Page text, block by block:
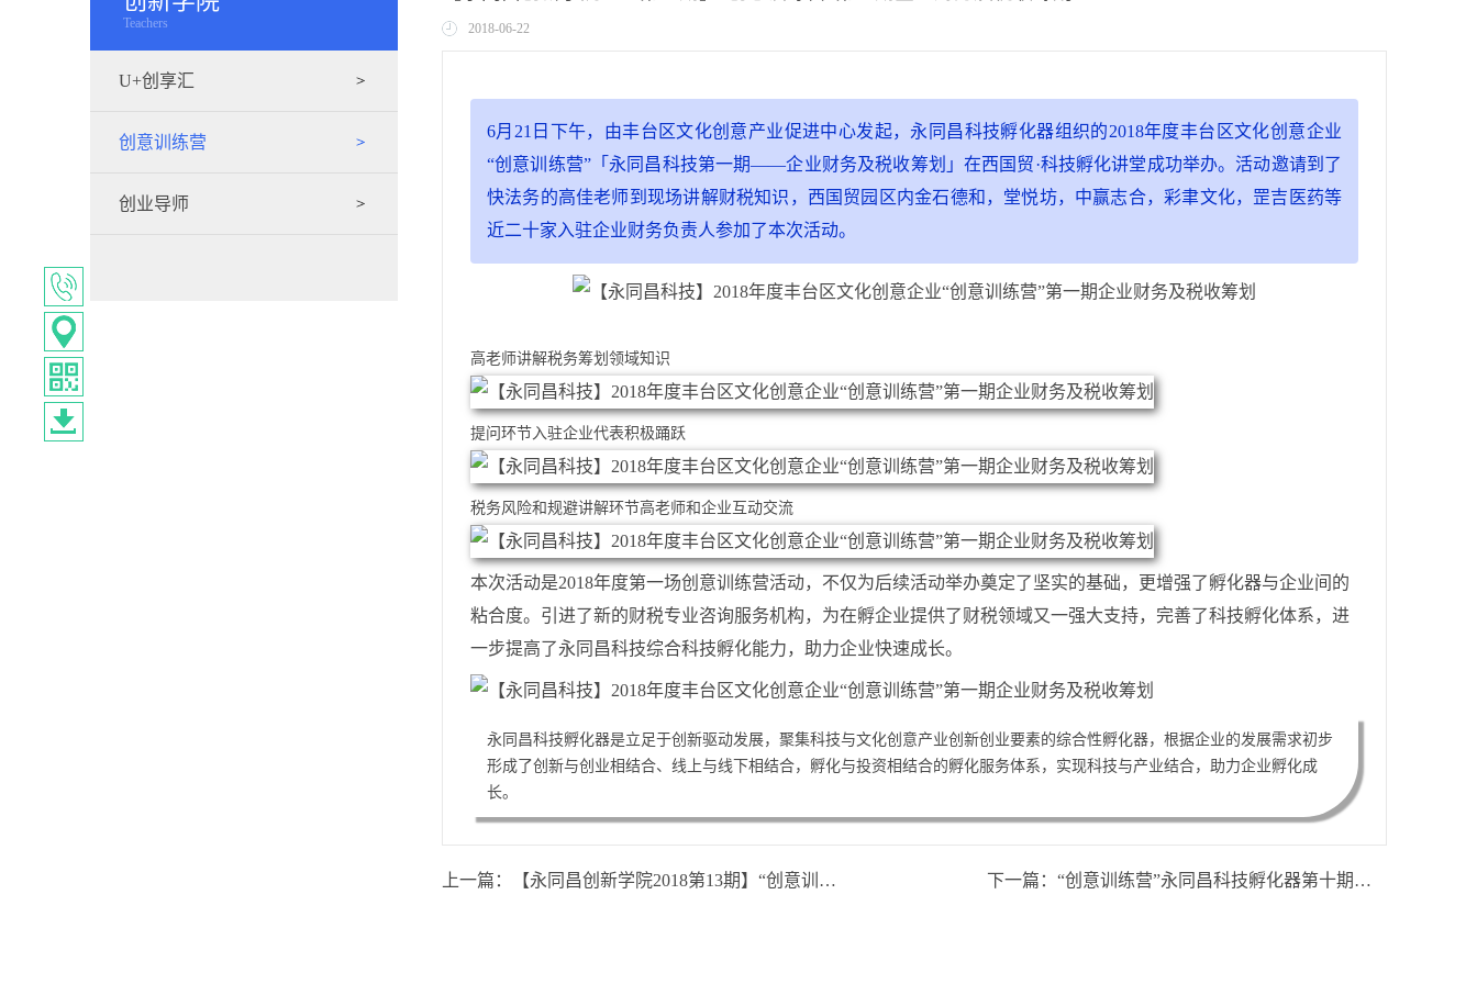
Teachers
U+创享汇
创意训练营
创业导师
2018-06-22
6月21日下午，由丰台区文化创意产业促进中心发起，永同昌科技孵化器组织的2018年度丰台区文化创意企业
“创意训练营”「永同昌科技第一期——企业财务及税收筹划」在西国贸·科技孵化讲堂成功举办。活动邀请到了
快法务的高佳老师到现场讲解财税知识，西国贸园区内金石德和，堂悦坊，中赢志合，彩聿文化，罡吉医药等
近二十家入驻企业财务负责人参加了本次活动。
高老师讲解税务筹划领域知识
提问环节入驻企业代表积极踊跃
税务风险和规避讲解环节高老师和企业互动交流
本次活动是2018年度第一场创意训练营活动，不仅为后续活动举办奠定了坚实的基础，更增强了孵化器与企业间的
粘合度。引进了新的财税专业咨询服务机构，为在孵企业提供了财税领域又一强大支持，完善了科技孵化体系，进
一步提高了永同昌科技综合科技孵化能力，助力企业快速成长。
永同昌科技孵化器是立足于创新驱动发展，聚集科技与文化创意产业创新创业要素的综合性孵化器，根据企业的发展需求初步
形成了创新与创业相结合、线上与线下相结合，孵化与投资相结合的孵化服务体系，实现科技与产业结合，助力企业孵化成
长。
上一篇： 【永同昌创新学院2018第13期】“创意训练营”第二期劳动用工风险规范圆满举办 下一篇： “创意训练营”永同昌科技孵化器第十期《债券投资的风险识别和自我保护》专题培训成功举办